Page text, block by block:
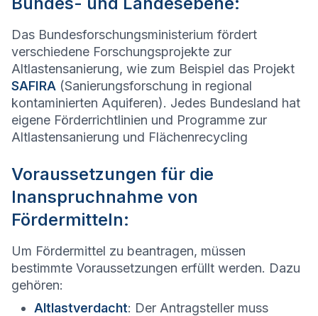
Das Bundesforschungsministerium fördert
verschiedene Forschungsprojekte zur
Altlastensanierung, wie zum Beispiel das Projekt
SAFIRA (Sanierungsforschung in regional
kontaminierten Aquiferen). Jedes Bundesland hat
eigene Förderrichtlinien und Programme zur
Altlastensanierung und Flächenrecycling
Voraussetzungen für die
Inanspruchnahme von
Fördermitteln:
Um Fördermittel zu beantragen, müssen
bestimmte Voraussetzungen erfüllt werden. Dazu
gehören:
Altlastverdacht: Der Antragsteller muss